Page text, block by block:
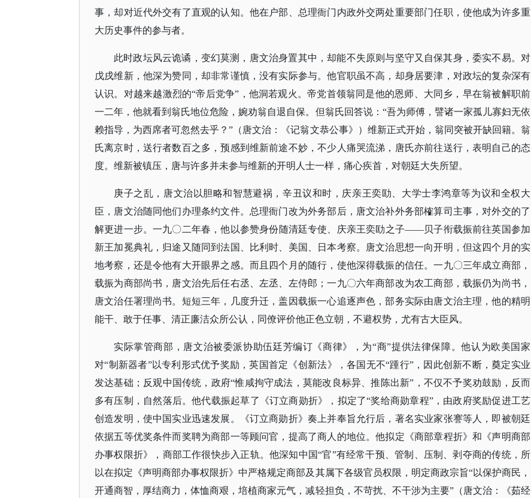
事，却对近代外交有了直观的认知。他在户部、总理衙门内政外交两处重要部门任职，使他成为许多重
大历史事件的参与者。
此时政坛风云诡谲，变幻莫测，唐文治身置其中，却能不失原则与坚守又自保其身，委实不易。对
戊戌维新，他深为赞同，却非常谨慎，没有实际参与。他官职虽不高，却身居要津，对政坛的复杂深有
认识。对越来越激烈的“帝后党争”，他洞若观火。帝党首领翁同是他的恩师、大同乡，早在翁被解职前
一二年，他就看到翁氏地位危险，婉劝翁自退自保。但翁氏回答说：“吾为师傅，譬诸一家孤儿寡妇无依
赖指导，为西席者可忽然去乎？”（唐文治：《记翁文恭公事》）维新正式开始，翁同突被开缺回籍。翁
氏离京时，送行者数百之多，预感到维新前途不妙，不少人痛哭流涕，唐氏亦前往送行，表明自己的态
度。维新被镇压，唐与许多并未参与维新的开明人士一样，痛心疾首，对朝廷大失所望。
庚子之乱，唐文治以胆略和智慧避祸，辛丑议和时，庆亲王奕劻、大学士李鸿章等为议和全权大
臣，唐文治随同他们办理条约文件。总理衙门改为外务部后，唐文治补外务部榷算司主事，对外交的了
解更进一步。一九〇二年春，他以参赞身份随清廷专使、庆亲王奕劻之子——贝子衔载振前往英国参加
新王加冕典礼，归途又随同到法国、比利时、美国、日本考察。唐文治思想一向开明，但这四个月的实
地考察，还是令他有大开眼界之感。而且四个月的随行，使他深得载振的信任。一九〇三年成立商部，
载振为商部尚书，唐文治先后任右丞、左丞、左侍郎；一九〇六年商部改为农工商部，载振仍为尚书，
唐文治任署理尚书。短短三年，几度升迁，盖因载振一心追逐声色，部务实际由唐文治主理，他的精明
能干、敢于任事、清正廉洁众所公认，同僚评价他正色立朝，不避权势，尤有古大臣风。
实际掌管商部，唐文治被委派协助伍廷芳编订《商律》，为“商”提供法律保障。他认为欧美国家
对“制新器者”以专利形式优予奖励，英国首定《创新法》，各国无不“踵行”，因此创新不断，奠定实业
发达基础；反观中国传统，政府“惟咸拘守成法，莫能改良标异、推陈出新”，不仅不予奖劝鼓励，反而
多有压制，自然落后。他代载振起草了《订立商勋折》，拟定了“奖给商勋章程”，由政府奖励促进工艺
创造发明，使中国实业迅速发展。《订立商勋折》奏上并奉旨允行后，著名实业家张謇等人，即被朝廷
依据五等优奖条件而奖聘为商部一等顾问官，提高了商人的地位。他拟定《商部章程折》和《声明商部
办事权限折》，商部工作很快步入正轨。他深知中国“官”有经常干预、管制、压制、剥夺商的传统，所
以在拟定《声明商部办事权限折》中严格规定商部及其属下各级官员权限，明定商政宗旨“以保护商民，
开通商智，厚结商力，体恤商艰，培植商家元气，减轻担负，不苛扰、不干涉为主要”（唐文治：《茹经